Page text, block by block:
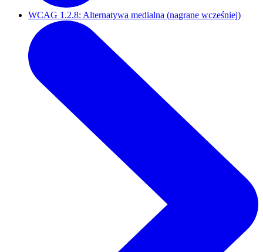
WCAG 1.2.8: Alternatywa medialna (nagrane wcześniej)